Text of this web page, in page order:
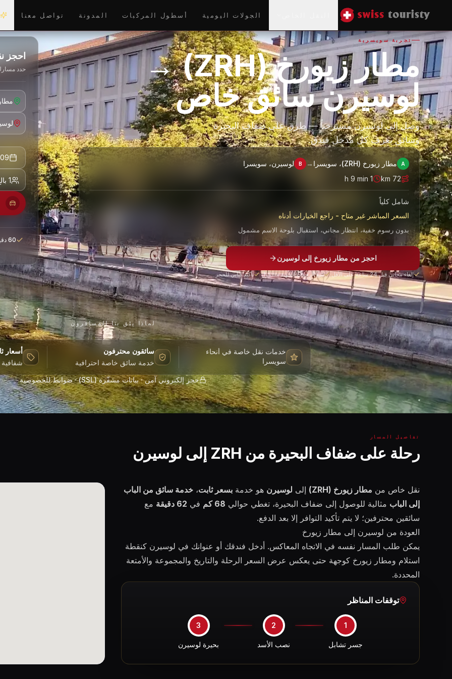
الجولات اليومية أسطول المركبات المدونة تواصل معنا
تجربة سويسرية
مطار زيورخ (ZRH) →
لوسيرن سائق خاص
وصل إلى لوسيرن مسترخياً — طرق على ضفاف البحيرة
وسائق يعرف كل مدخل فندق.
A مطار زيورخ (ZRH)، سويسرا →
B
لوسيرن، سويسرا
72
1 h 9 min
شامل كلياً
السعر المباشر غير متاح - راجع الخيارات أدناه
بدون رسوم خفية، انتظار مجاني، استقبال بلوحة الاسم مشمول
احجز من مطار زيورخ إلى لوسيرن
إلغاء مجاني قبل 24 ساعة على الأقل تتبع الرحلات الجوية مشمول· تأكيد كتابي للحجز
احجز
حدد
09 أغسـ 2026
1 بالغ
60 دقيقة انتظار مجانية من وقت الوصول الفعلي
لماذا يثق بنا المسافرون
خدمات نقل خاصة في أنحاء
سويسرا
سائقون محترفون
خدمة سائق خاصة احترافية
أسعار
حجز إلكتروني آمن · بيانات مشفّرة (SSL) · ضوابط للخصوصية
تفاصيل المسار
رحلة على ضفاف البحيرة من ZRH إلى لوسيرن
نقل خاص من مطار زيورخ (ZRH) إلى لوسيرن هو خدمة بسعر ثابت، خدمة سائق من الباب
إلى الباب مثالية للوصول إلى ضفاف البحيرة، تغطي حوالي 68 كم في 62 دقيقة
مع
سائقين محترفين؛ لا يتم تأكيد التوافر إلا بعد الدفع.
العودة من لوسيرن إلى مطار زيورخ
يمكن طلب المسار نفسه في الاتجاه المعاكس. أدخل فندقك أو عنوانك في لوسيرن كنقطة
استلام ومطار زيورخ كوجهة حتى يعكس عرض السعر الرحلة والتاريخ والمجموعة والأمتعة
المحددة.
توقفات المناظر
1
جسر تشابل
2
نصب الأسد
3
بحيرة لوسيرن